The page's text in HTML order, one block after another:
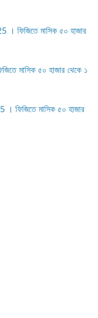
ফিজিতে মাসিক ৫০ হাজার
মাসিক ৫০ হাজার থেকে ১
মাসিক ৫০ হাজার